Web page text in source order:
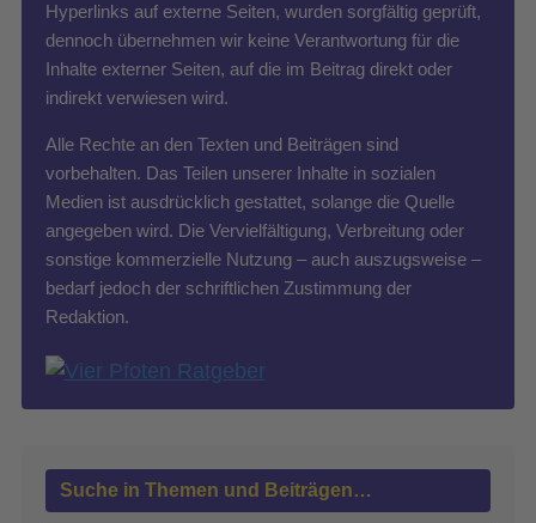
Hyperlinks auf externe Seiten, wurden sorgfältig geprüft,
dennoch übernehmen wir keine Verantwortung für die
Inhalte externer Seiten, auf die im Beitrag direkt oder
indirekt verwiesen wird.
Alle Rechte an den Texten und Beiträgen sind
vorbehalten. Das Teilen unserer Inhalte in sozialen
Medien ist ausdrücklich gestattet, solange die Quelle
angegeben wird. Die Vervielfältigung, Verbreitung oder
sonstige kommerzielle Nutzung – auch auszugsweise –
bedarf jedoch der schriftlichen Zustimmung der
Redaktion.
Suche in Themen und Beiträgen…